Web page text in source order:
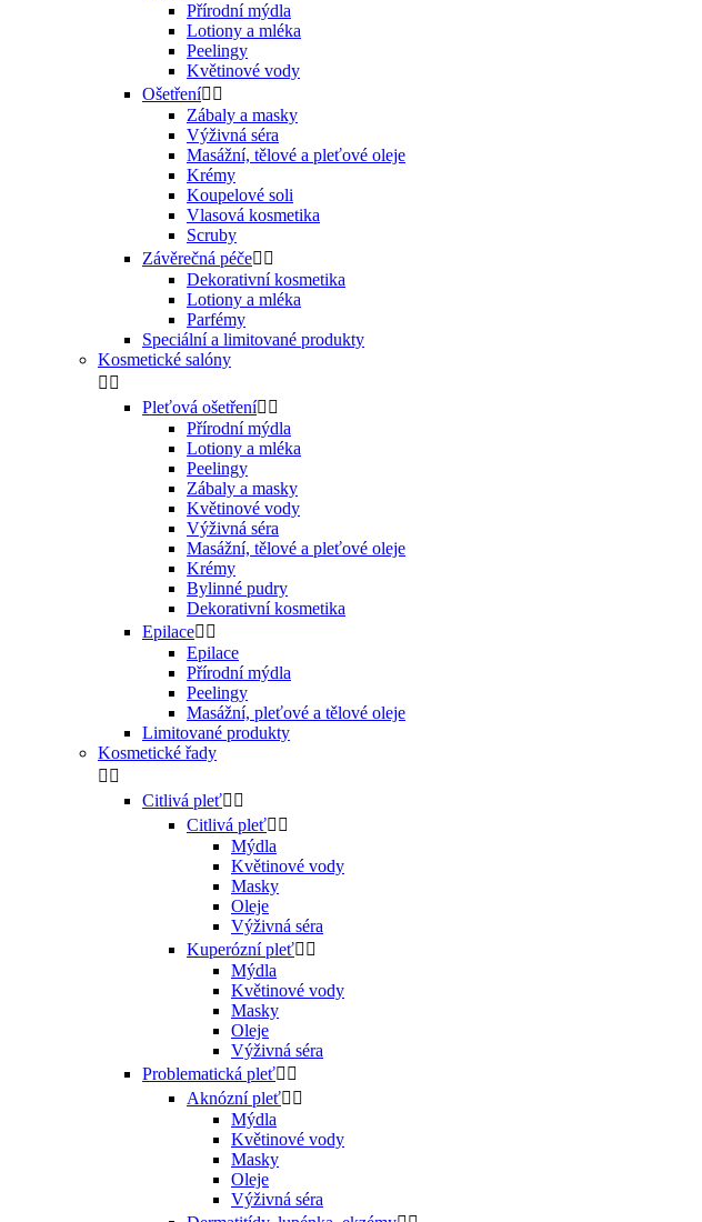
Přírodní mýdla
Lotiony a mléka
Peelingy
Květinové vody
Ošetření 
Zábaly a masky
Výživná séra
Masážní, tělové a pleťové oleje
Krémy
Koupelové soli
Vlasová kosmetika
Scruby
Závěrečná péče 
Dekorativní kosmetika
Lotiony a mléka
Parfémy
Speciální a limitované produkty
Kosmetické salóny
 
Pleťová ošetření 
Přírodní mýdla
Lotiony a mléka
Peelingy
Zábaly a masky
Květinové vody
Výživná séra
Masážní, tělové a pleťové oleje
Krémy
Bylinné pudry
Dekorativní kosmetika
Epilace 
Epilace
Přírodní mýdla
Peelingy
Masážní, pleťové a tělové oleje
Limitované produkty
Kosmetické řady
 
Citlivá pleť 
Citlivá pleť 
Mýdla
Květinové vody
Masky
Oleje
Výživná séra
Kuperózní pleť 
Mýdla
Květinové vody
Masky
Oleje
Výživná séra
Problematická pleť 
Aknózní pleť 
Mýdla
Květinové vody
Masky
Oleje
Výživná séra